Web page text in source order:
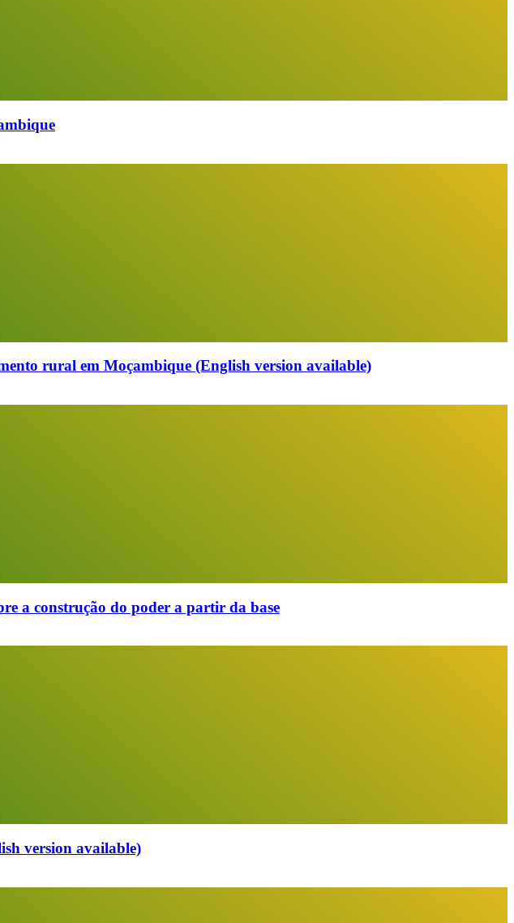
rural em Moçambique (English version available)
a construção do poder a partir da base
version available)